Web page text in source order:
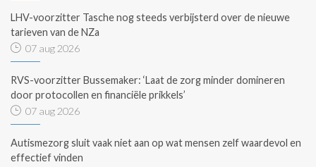
LHV-voorzitter Tasche nog steeds verbijsterd over de nieuwe
tarieven van de NZa
07 aug 2026
RVS-voorzitter Bussemaker: ‘Laat de zorg minder domineren
door protocollen en financiële prikkels’
07 aug 2026
Autismezorg sluit vaak niet aan op wat mensen zelf waardevol en
effectief vinden